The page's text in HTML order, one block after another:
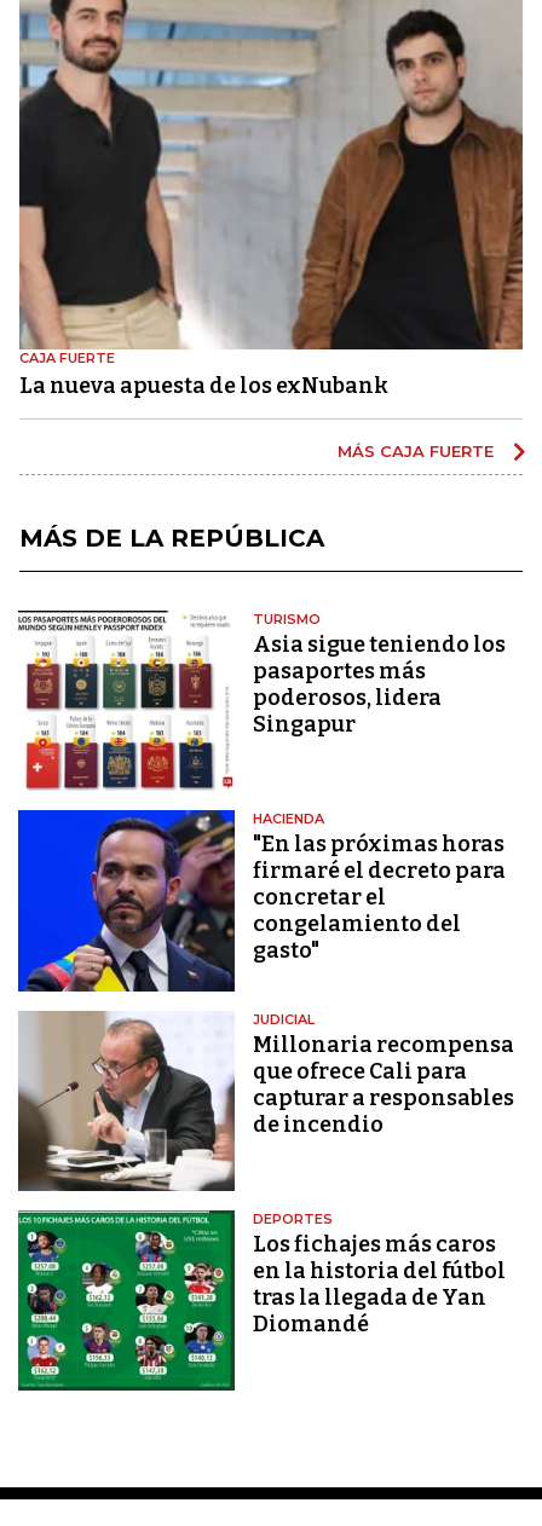
CAJA FUERTE
La nueva apuesta de los exNubank
MÁS CAJA FUERTE
MÁS DE LA REPÚBLICA
TURISMO
Asia sigue teniendo los
pasaportes más
poderosos, lidera
Singapur
HACIENDA
"En las próximas horas
firmaré el decreto para
concretar el
congelamiento del
gasto"
JUDICIAL
Millonaria recompensa
que ofrece Cali para
capturar a responsables
de incendio
DEPORTES
Los fichajes más caros
en la historia del fútbol
tras la llegada de Yan
Diomandé